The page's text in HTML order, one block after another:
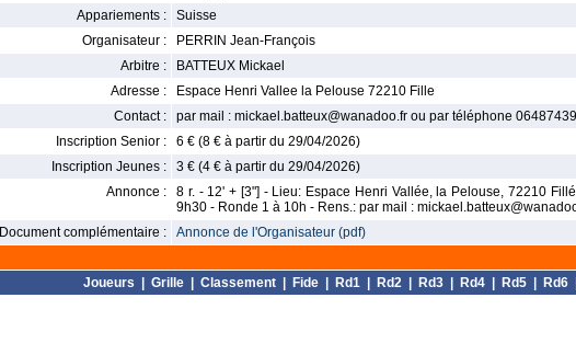
Appariements :
Suisse
Organisateur :
PERRIN Jean-François
Arbitre :
BATTEUX Mickael
Adresse :
Espace Henri Vallee la Pelouse 72210 Fille
Contact :
par mail : mickael.batteux@wanadoo.fr ou par téléphone
Inscription Senior :
6 € (8 € à partir du 29/04/2026)
Inscription Jeunes :
3 € (4 € à partir du 29/04/2026)
Annonce :
8 r. - 12' + [3"] - Lieu: Espace Henri Vallée, la Pelouse, 72210
9h30 - Ronde 1 à 10h - Rens.: par mail :
Document complémentaire :
Annonce de l'Organisateur (pdf)
Joueurs Grille Classement Fide Rd1 Rd2 Rd3 Rd4 Rd5 Rd6